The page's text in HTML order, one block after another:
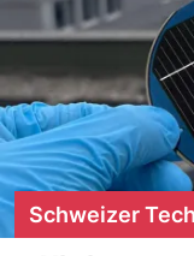
Schweizer